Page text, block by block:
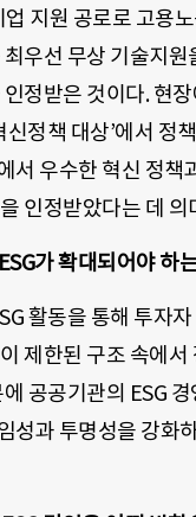
지원 공로로 고용
우선 무상 기술지
정받은 것이다. 현
신정책 대상’에서
서 우수한 혁신 정
인정받았다는 데 의
가 확대되어야 하
활동을 통해 투자
제한된 구조 속에
공공기관의 ESG
성과 투명성을 강화